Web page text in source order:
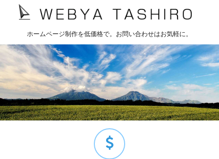
ホームページ制作を低価格で。お問い合わせはお気軽に。